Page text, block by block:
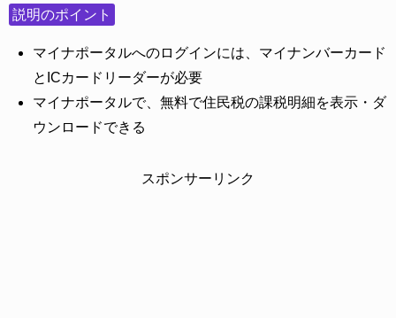
説明のポイント
マイナポータルへのログインには、マイナンバーカード
とICカードリーダーが必要
マイナポータルで、無料で住民税の課税明細を表示・ダ
ウンロードできる
スポンサーリンク